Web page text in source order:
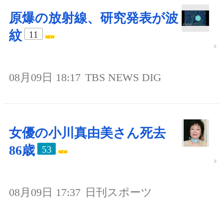
原爆の放射線、研究発表が波
紋
11
08月09日 18:17 TBS NEWS DIG
女優の小川真由美さん死去
86歳
53
08月09日 17:37 日刊スポーツ